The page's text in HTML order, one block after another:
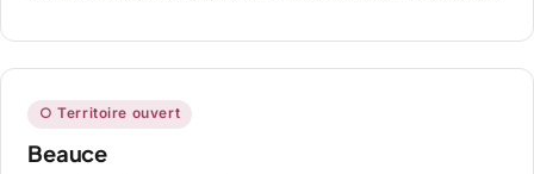
○ Territoire ouvert
Beauce